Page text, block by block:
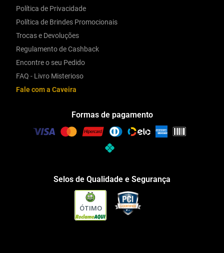
Política de Privacidade
Política de Brindes Promocionais
Trocas e Devoluções
Regulamento de Cashback
Encontre o seu Pedido
FAQ - Livro Misterioso
Fale com a Caveira
Formas de pagamento
Selos de Qualidade e Segurança
ÓTIMO